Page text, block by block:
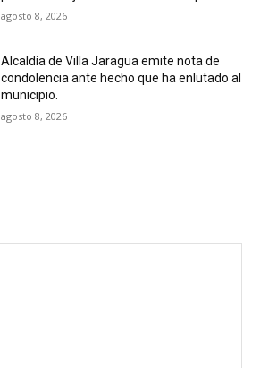
agosto 8, 2026
Alcaldía de Villa Jaragua emite nota de
condolencia ante hecho que ha enlutado al
municipio.
agosto 8, 2026